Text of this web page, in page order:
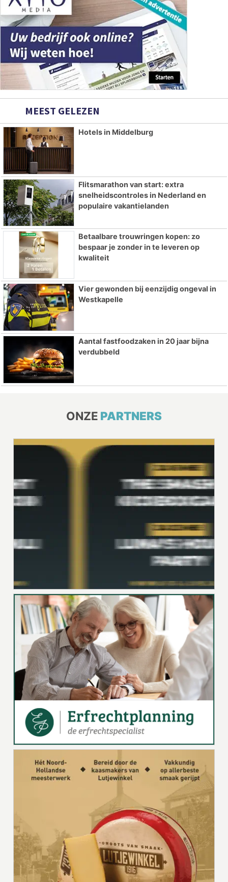
MEEST GELEZEN
Hotels in Middelburg
Flitsmarathon van start: extra
snelheidscontroles in Nederland en
populaire vakantielanden
Betaalbare trouwringen kopen: zo
bespaar je zonder in te leveren op
kwaliteit
Vier gewonden bij eenzijdig ongeval in
Westkapelle
Aantal fastfoodzaken in 20 jaar bijna
verdubbeld
ONZE PARTNERS